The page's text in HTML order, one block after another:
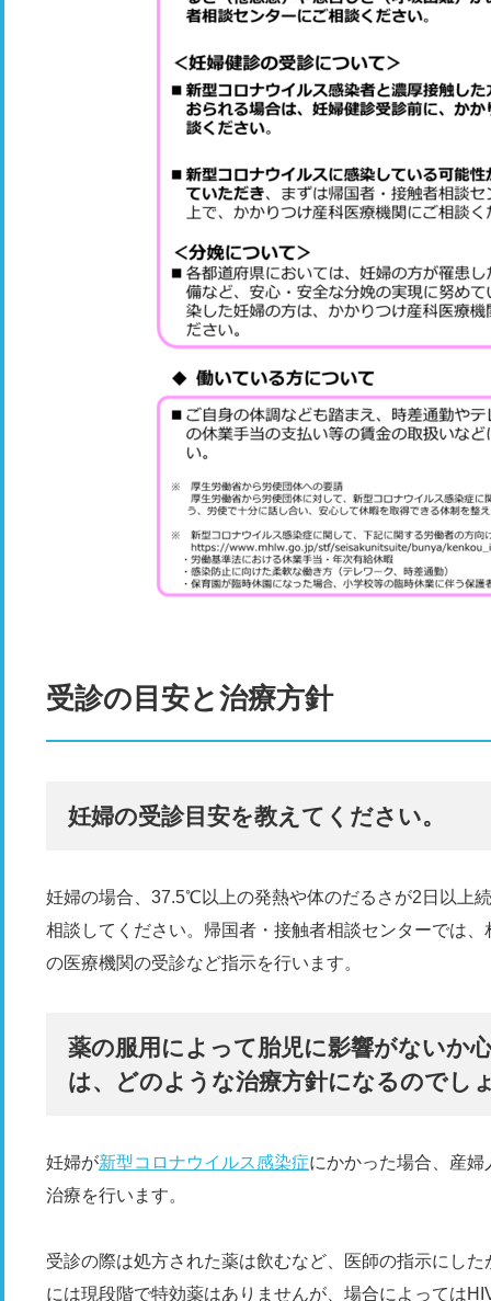
受診の目安と治療方針
妊婦の受診目安を教えてください。
妊婦の場合、37.5℃以上の発熱や体のだるさが2日以上
相談してください。帰国者・接触者相談センターでは
の医療機関の受診など指示を行います。
薬の服用によって胎児に影響がないか
は、どのような治療方針になるのでし
妊婦が新型コロナウイルス感染症にかかった場合、産
治療を行います。
受診の際は処方された薬は飲むなど、医師の指示にし
には現段階で特効薬はありませんが、場合によっては